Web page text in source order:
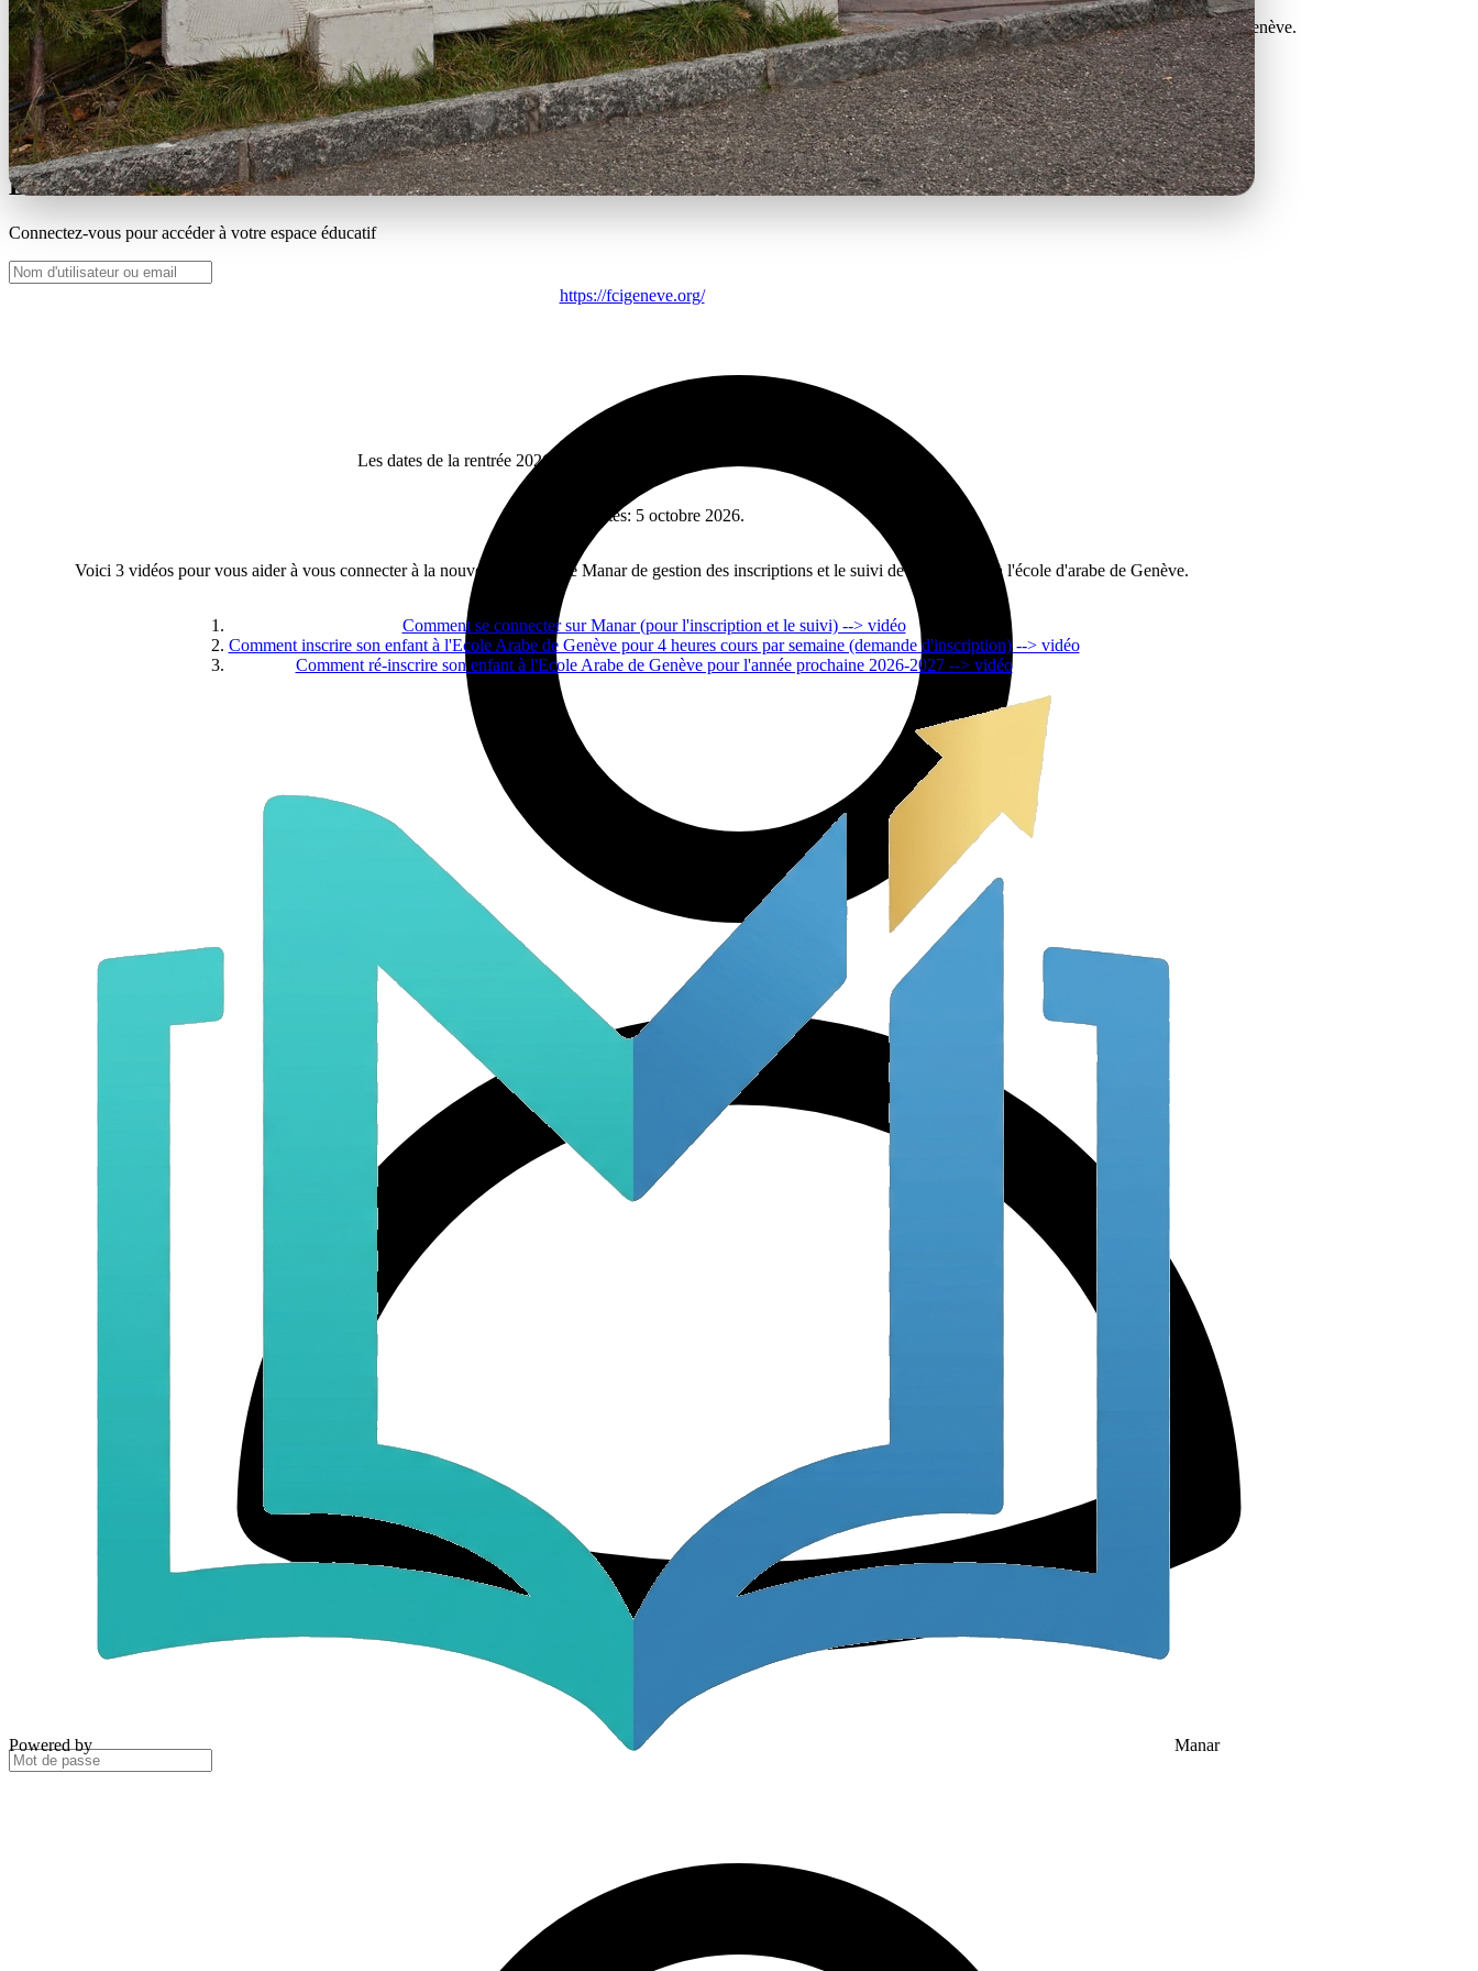
https://fcigeneve.org/
Les dates de la rentrée 2026-2027: 9, 12 et 13 septembre 2026 pour les enfants.
pour les adultes: 5 octobre 2026.
Voici 3 vidéos pour vous aider à vous connecter à la nouvelle plateforme Manar de gestion des inscriptions et le suivi de votre enfant à l'école d'arabe de Genève.
Comment se connecter sur Manar (pour l'inscription et le suivi) --> vidéo
Comment inscrire son enfant à l'Ecole Arabe de Genève pour 4 heures cours par semaine (demande d'inscription) --> vidéo
Comment ré-inscrire son enfant à l'Ecole Arabe de Genève pour l'année prochaine 2026-2027 --> vidéo
Powered by Manar
Ouvrez l'app MANAR → Scannez ce code
Voici 3 vidéos pour vous aider à vous connecter à la nouvelle plateforme Manar de gestion des inscriptions et le suivi de votre enfant à l'école d'arabe de Genève.
Comment se connecter sur Manar (pour l'inscription et le suivi) --> vidéo
Comment inscrire son enfant à l'Ecole Arabe de Genève pour 4 heures cours par semaine (demande d'inscription) --> vidéo
Comment ré-inscrire son enfant à l'Ecole Arabe de Genève pour l'année prochaine 2026-2027 --> vidéo
Bienvenue !
Connectez-vous pour accéder à votre espace éducatif